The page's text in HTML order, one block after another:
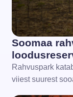
Soomaa
Rahvuspark
viiest suurest